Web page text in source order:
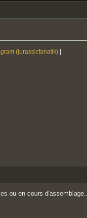
(jurassicfanatik)
ou en cours d'assemblage...